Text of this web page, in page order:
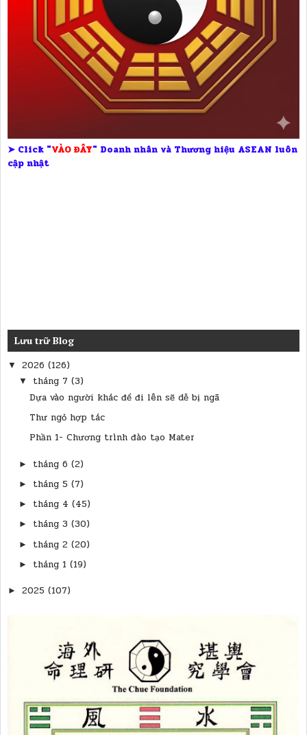
➤ Click "VÀO ĐÂY" Doanh nhân và Thương hiệu ASEAN luôn
cập nhật
Lưu trữ Blog
▼ 2026 (126)
▼ tháng 7 (3)
Dựa vào người khác để đi lên sẽ dễ bị ngã
Thư ngỏ hợp tác
Phần 1- Chương trình đào tạo Mater
► tháng 6 (2)
► tháng 5 (7)
► tháng 4 (45)
► tháng 3 (30)
► tháng 2 (20)
► tháng 1 (19)
► 2025 (107)